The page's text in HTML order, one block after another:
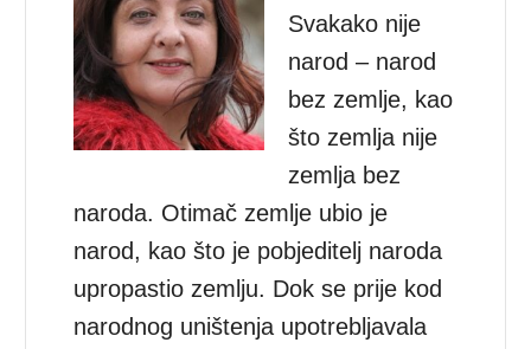
Svakako nije
narod – narod
bez zemlje, kao
što zemlja nije
zemlja bez
naroda. Otimač zemlje ubio je
narod, kao što je pobjeditelj naroda
upropastio zemlju. Dok se prije kod
narodnog uništenja upotrebljavala